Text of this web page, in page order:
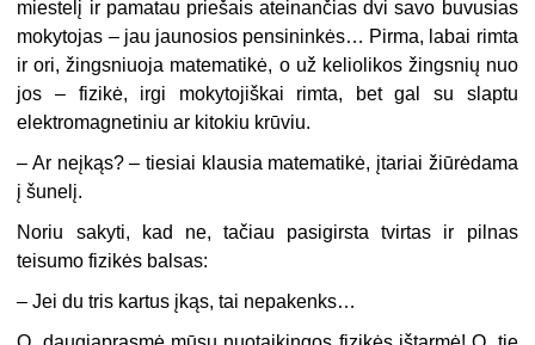
miestelį ir pamatau priešais ateinančias dvi savo buvusias
mokytojas – jau jaunosios pensininkės… Pirma, labai rimta
ir ori, žingsniuoja matematikė, o už keliolikos žingsnių nuo
jos – fizikė, irgi mokytojiškai rimta, bet gal su slaptu
elektromagnetiniu ar kitokiu krūviu.
– Ar neįkąs? – tiesiai klausia matematikė, įtariai žiūrėdama
į šunelį.
Noriu sakyti, kad ne, tačiau pasigirsta tvirtas ir pilnas
teisumo fizikės balsas:
– Jei du tris kartus įkąs, tai nepakenks…